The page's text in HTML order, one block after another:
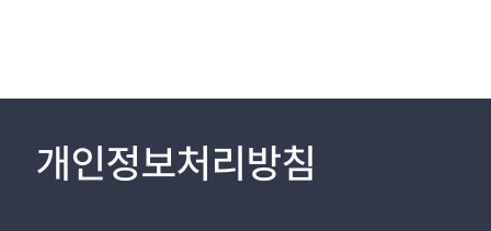
개인정보처리방침